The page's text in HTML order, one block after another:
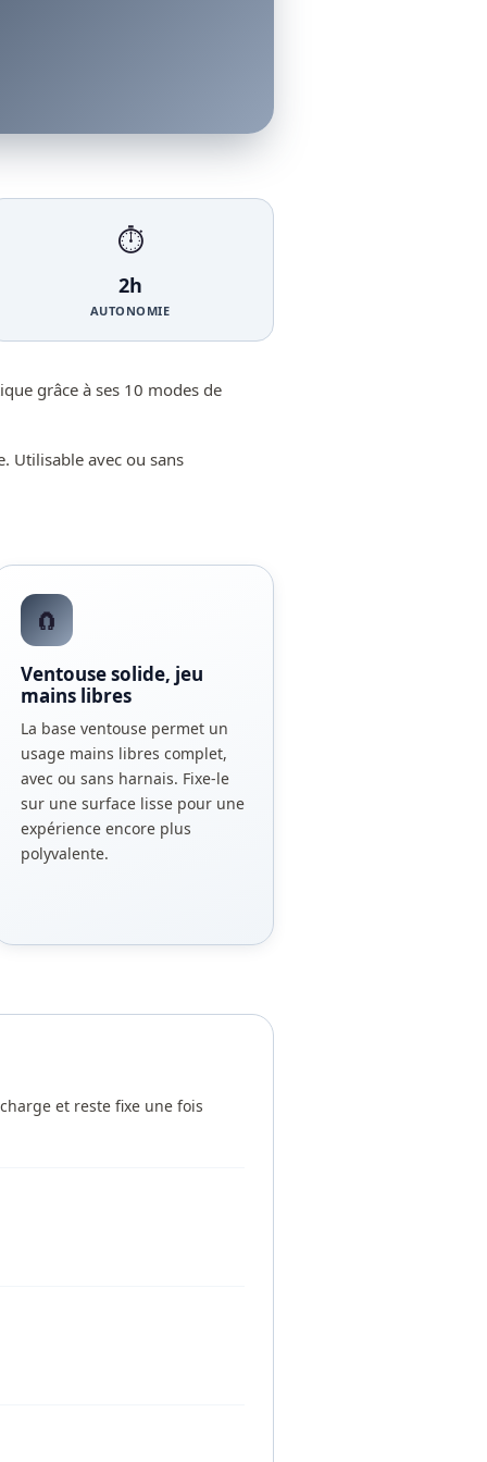
⏱️
2h
AUTONOMIE
grâce à ses 10 modes de
Utilisable avec ou sans
🧲
Ventouse solide, jeu
mains libres
La base ventouse permet un
usage mains libres complet,
avec ou sans harnais. Fixe-le
sur une surface lisse pour une
expérience encore plus
polyvalente.
et reste fixe une fois